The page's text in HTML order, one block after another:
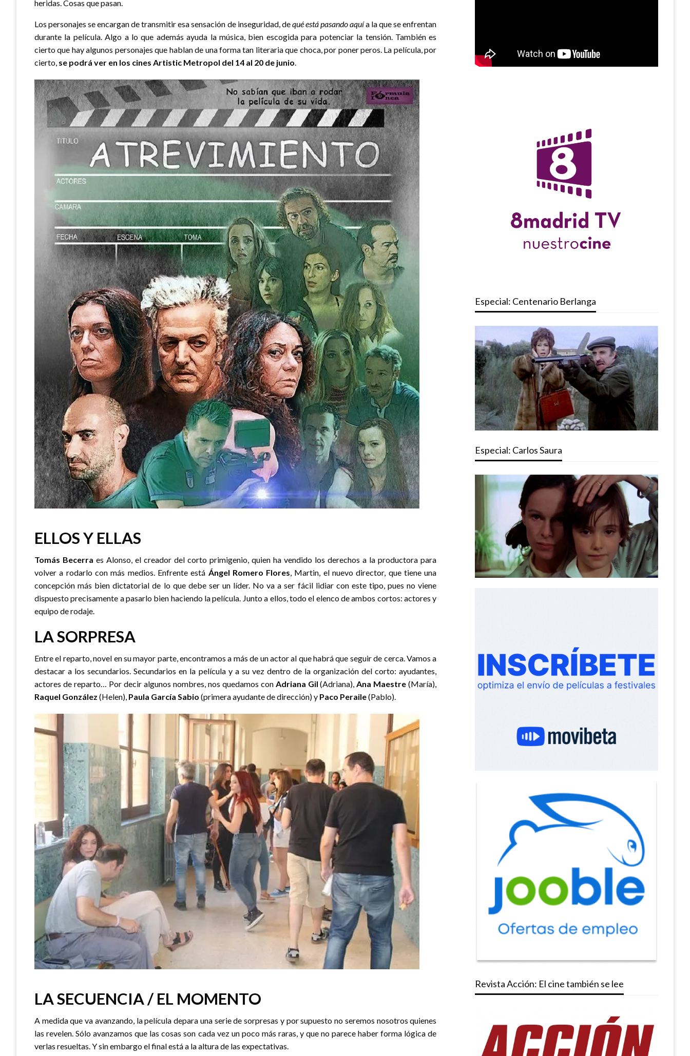
heridas. Cosas que pasan.
Los personajes se encargan de transmitir esa sensación de inseguridad, dequé está pasando aquía la que se enfrentan
durante la película. Algo a lo que además ayuda la música, bien escogida para potenciar la tensión. También es
cierto que hay algunos personajes que hablan de una forma tan literaria que choca, por poner peros. La película, por
cierto, se podrá ver en los cines Artistic Metropol del 14 al 20 de junio.
ELLOS Y ELLAS
Tomás Becerra es Alonso, el creador del corto primigenio, quien ha vendido los derechos a la productora para
volver a rodarlo con más medios. Enfrente está Ángel Romero Flores, Martin, el nuevo director, que tiene una
concepción más bien dictatorial de lo que debe ser un líder. No va a ser fácil lidiar con este tipo, pues no viene
dispuesto precisamente a pasarlo bien haciendo la película. Junto a ellos, todo el elenco de ambos cortos: actores y
equipo de rodaje.
LA SORPRESA
Entre el reparto, novel en su mayor parte, encontramos a más de un actor al que habrá que seguir de cerca. Vamos a
destacar a los secundarios. Secundarios en la película y a su vez dentro de la organización del corto: ayudantes,
actores de reparto… Por decir algunos nombres, nos quedamos con Adriana Gil (Adriana),Ana Maestre (María),
Raquel González (Helen), Paula García Sabio (primera ayudante de dirección) y Paco Peraile(Pablo).
LA SECUENCIA / EL MOMENTO
A medida que va avanzando, la película depara una serie de sorpresas y por supuesto no seremos nosotros quienes
las revelen. Sólo avanzamos que las cosas son cada vez un poco más raras, y que no parece haber forma lógica de
verlas resueltas. Y sin embargo el final está a la altura de las expectativas.
Especial: Centenario Berlanga
Especial: Carlos Saura
Revista Acción: El cine también se lee